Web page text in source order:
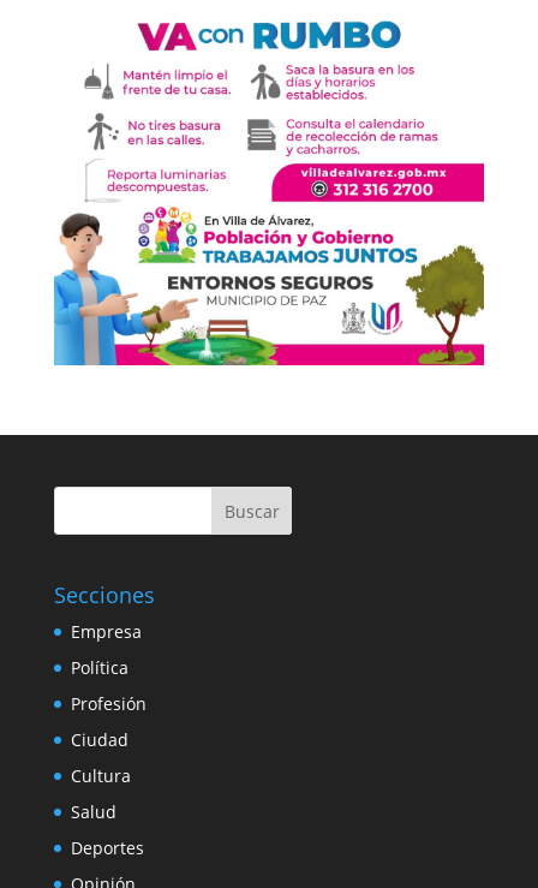
Buscar
Secciones
Empresa
Política
Profesión
Ciudad
Cultura
Salud
Deportes